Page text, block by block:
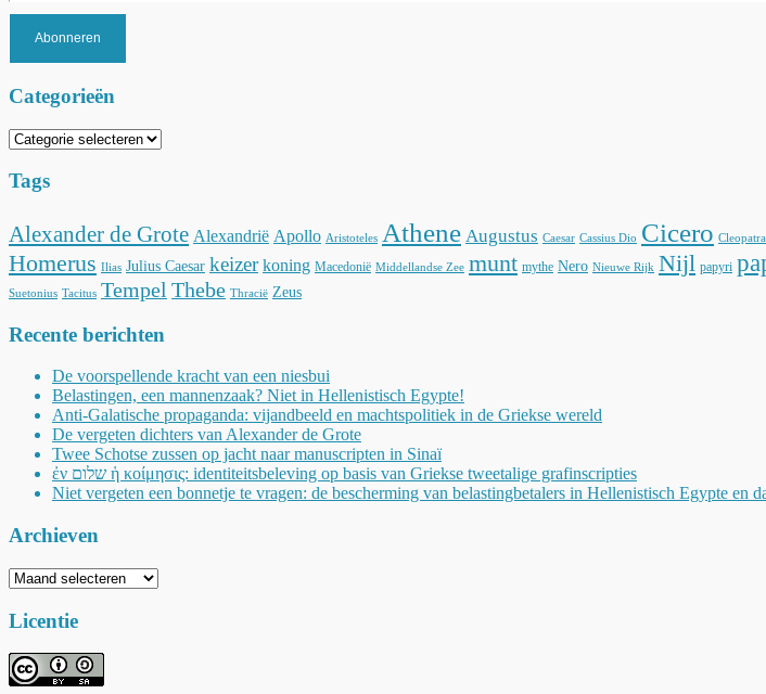
Abonneren
Categorieën
Categorieën
Tags
Alexander de Grote Alexandrië Apollo Aristoteles Athene Augustus Caesar Cassius Dio Cicero Cleopatra
Homerus Ilias Julius Caesar keizer koning Macedonië Middellandse Zee munt mythe Nero Nieuwe Rijk Nijl papyri
Suetonius Tacitus Tempel Thebe Thracië Zeus
Recente berichten
De voorspellende kracht van een niesbui
Belastingen, een mannenzaak? Niet in Hellenistisch Egypte!
Anti-Galatische propaganda: vijandbeeld en machtspolitiek in de Griekse wereld
De vergeten dichters van Alexander de Grote
Twee Schotse zussen op jacht naar manuscripten in Sinaï
ἐν שלום ἡ κοίμησις: identiteitsbeleving op basis van Griekse tweetalige grafinscripties
Niet vergeten een bonnetje te vragen: de bescherming van belastingbetalers in Hellenistisch Egypte en
Archieven
Archieven
Licentie